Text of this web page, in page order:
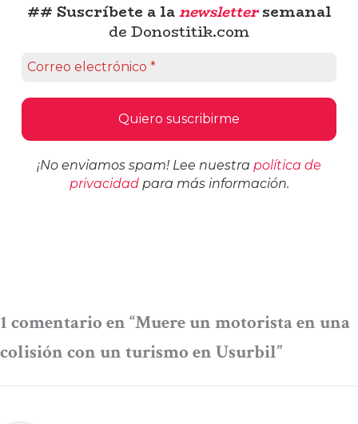
## Suscríbete a lanewslettersemanal
de Donostitik.com
¡No enviamos spam! Lee nuestra política de
privacidadpara más información.
1 comentario en “Muere un motorista en una
colisión con un turismo en Usurbil”